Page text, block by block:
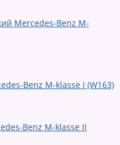
Benz M-klasse I (W163)